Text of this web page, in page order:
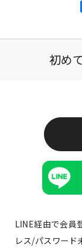
初め
LINE経由で会員
レス/パスワード